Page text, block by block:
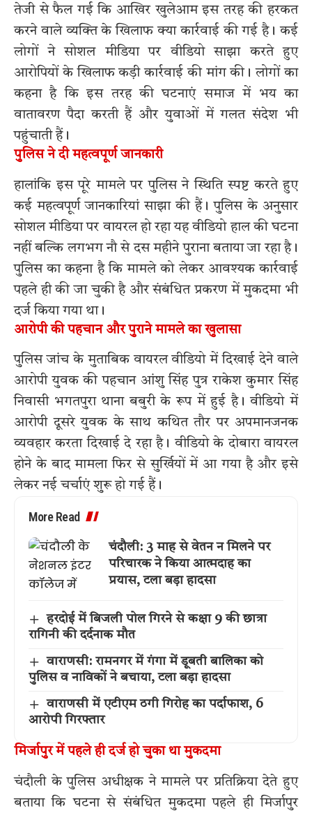
तेजी से फैल गई कि आखिर खुलेआम इस तरह की हरकत
करने वाले व्यक्ति के खिलाफ क्या कार्रवाई की गई है। कई
लोगों ने सोशल मीडिया पर वीडियो साझा करते हुए
आरोपियों के खिलाफ कड़ी कार्रवाई की मांग की। लोगों का
कहना है कि इस तरह की घटनाएं समाज में भय का
वातावरण पैदा करती हैं और युवाओं में गलत संदेश भी
पहुंचाती हैं।
पुलिस ने दी महत्वपूर्ण जानकारी
हालांकि इस पूरे मामले पर पुलिस ने स्थिति स्पष्ट करते हुए
कई महत्वपूर्ण जानकारियां साझा की हैं। पुलिस के अनुसार
सोशल मीडिया पर वायरल हो रहा यह वीडियो हाल की घटना
नहीं बल्कि लगभग नौ से दस महीने पुराना बताया जा रहा है।
पुलिस का कहना है कि मामले को लेकर आवश्यक कार्रवाई
पहले ही की जा चुकी है और संबंधित प्रकरण में मुकदमा भी
दर्ज किया गया था।
आरोपी की पहचान और पुराने मामले का खुलासा
पुलिस जांच के मुताबिक वायरल वीडियो में दिखाई देने वाले
आरोपी युवक की पहचान आंशु सिंह पुत्र राकेश कुमार सिंह
निवासी भगतपुरा थाना बबुरी के रूप में हुई है। वीडियो में
आरोपी दूसरे युवक के साथ कथित तौर पर अपमानजनक
व्यवहार करता दिखाई दे रहा है। वीडियो के दोबारा वायरल
होने के बाद मामला फिर से सुर्खियों में आ गया है और इसे
लेकर नई चर्चाएं शुरू हो गई हैं।
More Read
चंदौली: 3 माह से वेतन न मिलने पर
परिचारक ने किया आत्मदाह का
प्रयास, टला बड़ा हादसा
हरदोई में बिजली पोल गिरने से कक्षा 9 की छात्रा
रागिनी की दर्दनाक मौत
वाराणसी: रामनगर में गंगा में डूबती बालिका को
पुलिस व नाविकों ने बचाया, टला बड़ा हादसा
वाराणसी में एटीएम ठगी गिरोह का पर्दाफाश, 6
आरोपी गिरफ्तार
मिर्जापुर में पहले ही दर्ज हो चुका था मुकदमा
चंदौली के पुलिस अधीक्षक ने मामले पर प्रतिक्रिया देते हुए
बताया कि घटना से संबंधित मुकदमा पहले ही मिर्जापुर